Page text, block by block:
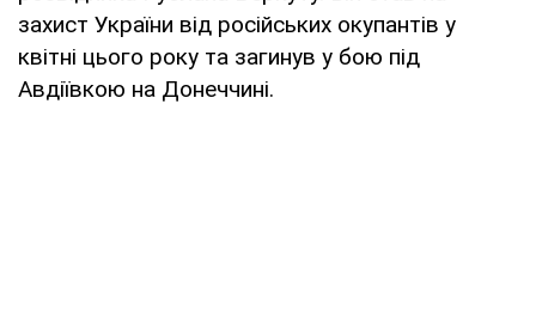
захист України від російських окупантів у
квітні цього року та загинув у бою під
Авдіївкою на Донеччині.